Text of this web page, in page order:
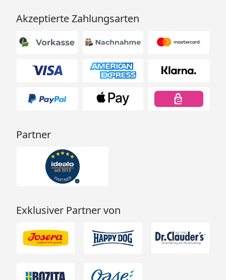
Akzeptierte Zahlungsarten
Partner
Exklusiver Partner von